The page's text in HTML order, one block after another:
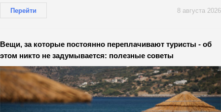
Перейти 8 августа 2026
Вещи, за которые постоянно переплачивают туристы - об
этом никто не задумывается: полезные советы